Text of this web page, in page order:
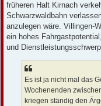
früheren Halt Kirnach
Schwarzwaldbahn
anzulegen wäre. Villingen-
ein hohes
und
Es ist ja nicht mal das
Wochenenden
kriegen ständig den